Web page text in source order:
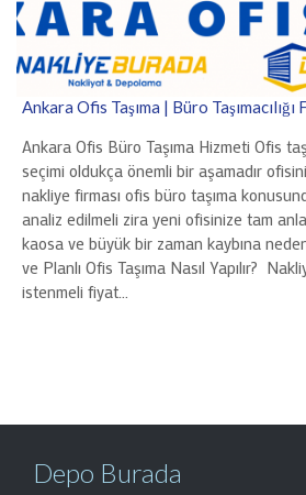
Ankara Ofis Taşıma | Büro Taşımacılığı
Ankara Ofis Büro Taşıma Hizmeti Ofis
seçimi oldukça önemli bir aşamadır
nakliye firması ofis büro taşıma
analiz edilmeli zira yeni ofisinize tam
kaosa ve büyük bir zaman kaybına
ve Planlı Ofis Taşıma Nasıl Yapılır?
istenmeli fiyat…
Depo Burada